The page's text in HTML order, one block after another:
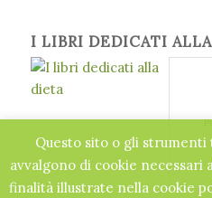
I LIBRI DEDICATI
Questo sito o gli
avvalgono di cookie
finalità illustrate nella cookie